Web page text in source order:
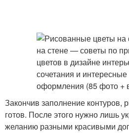
Закончив заполнение контуров,
готов. После этого нужно лишь
желанию разными красивыми